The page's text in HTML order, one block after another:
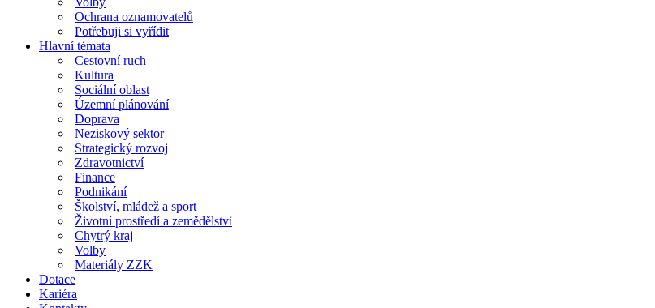
Ochrana oznamovatelů
Potřebuji si vyřídit
Hlavní témata
Cestovní ruch
Kultura
Sociální oblast
Územní plánování
Doprava
Neziskový sektor
Strategický rozvoj
Zdravotnictví
Finance
Podnikání
Školství, mládež a sport
Životní prostředí a zemědělství
Chytrý kraj
Volby
Materiály ZZK
Dotace
Kariéra